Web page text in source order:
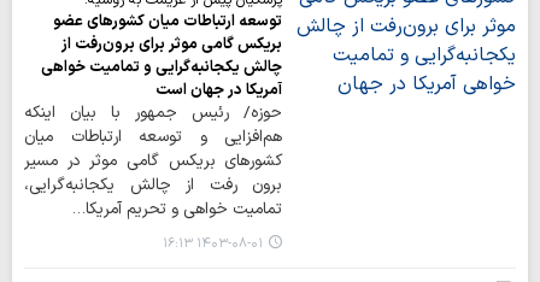
توسعه ارتباطات میان کشورهای عضو
بریکس گامی موثر برای برون‌رفت از
چالش یکجانبه‌گرایی و تمامیت خواهی
آمریکا در جهان است
حوزه/ رئیس جمهور با بیان اینکه
هم‌افزایی و توسعه ارتباطات میان
کشورهای بریکس گامی موثر در مسیر
برون رفت از چالش یکجانبه‌گرایی،
تمامیت خواهی و تحریم آمریکا…
۱۴۰۳-۰۸-۰۱ ۱۶:۱۳